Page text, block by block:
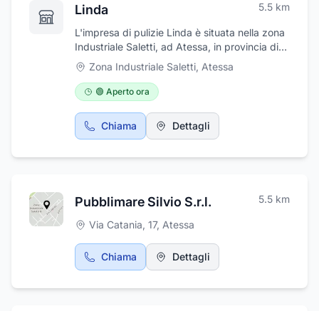
Linda 5.5 km
L'impresa di pulizie Linda è situata nella zona
Industriale Saletti, ad Atessa, in provincia di
Chieti. L'impresa Linda opera dagli inizi degli
anni '90 nel settore delle pulizie industriali e
civili. Negli anni successivi, Linda ha
incrementato la propria offerta lavorativa con
nuovi servizi quali: disinfestazione,
derattizzazione, giardinaggio e manutenzione
professionalità, competenza e serietà.
avesse bisogno.
Zona Industriale Saletti, Atessa
🟢 Aperto ora
Chiama Dettagli
Pubblimare Silvio S.r.l. 5.5 km
Via Catania, 17, Atessa
Chiama Dettagli